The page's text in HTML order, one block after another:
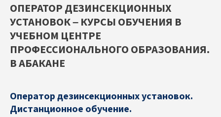
ОПЕРАТОР ДЕЗИНСЕКЦИОННЫХ
УСТАНОВОК – КУРСЫ ОБУЧЕНИЯ В
УЧЕБНОМ ЦЕНТРЕ
ПРОФЕССИОНАЛЬНОГО ОБРАЗОВАНИЯ.
В АБАКАНЕ
Оператор дезинсекционных установок.
Дистанционное обучение.